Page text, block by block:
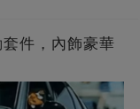
套件，內飾豪華